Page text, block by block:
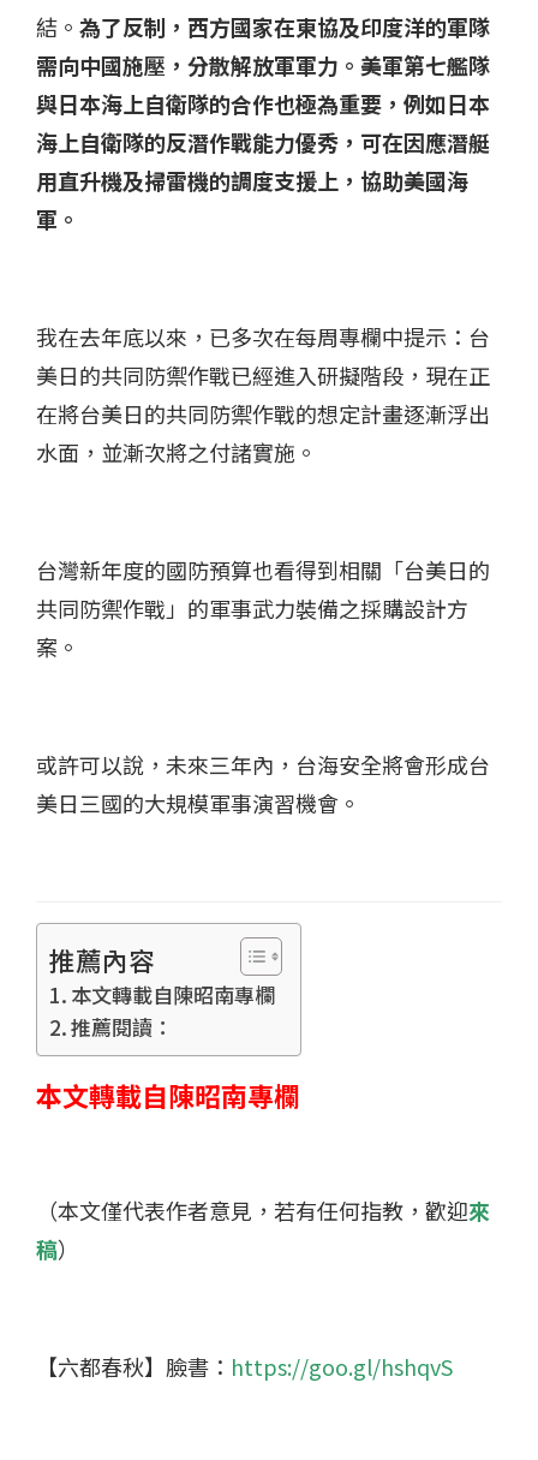
結。 為了反制，西方國家在東協及印度洋的軍隊
需向中國施壓，分散解放軍軍力。美軍第七艦隊
與日本海上自衛隊的合作也極為重要，例如日本
海上自衛隊的反潛作戰能力優秀，可在因應潛艇
用直升機及掃雷機的調度支援上，協助美國海
軍。
我在去年底以來，已多次在每周專欄中提示：台
美日的共同防禦作戰已經進入研擬階段，現在正
在將台美日的共同防禦作戰的想定計畫逐漸浮出
水面，並漸次將之付諸實施。
台灣新年度的國防預算也看得到相關「台美日的
共同防禦作戰」的軍事武力裝備之採購設計方
案。
或許可以說，未來三年內，台海安全將會形成台
美日三國的大規模軍事演習機會。
推薦內容
本文轉載自陳昭南專欄
推薦閱讀：
本文轉載自陳昭南專欄
（本文僅代表作者意見，若有任何指教，歡迎來
稿）
【六都春秋】臉書： https://goo.gl/hshqvS